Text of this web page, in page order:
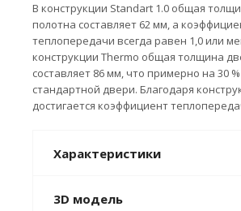
В конструкции Standart 1.0 общая
полотна составляет 62 мм, а
теплопередачи всегда равен 1,0 или
конструкции Thermo общая толщина
составляет 86 мм, что примерно на 30
стандартной двери. Благодаря
достигается коэффициент
Характеристики
3D модель